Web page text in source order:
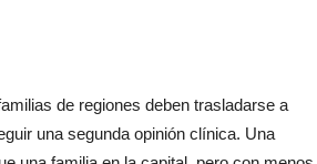
de regiones deben trasladarse a
una segunda opinión clínica. Una